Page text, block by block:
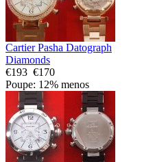
Cartier Pasha Datograph
Diamonds
€193 €170
Poupe: 12% menos